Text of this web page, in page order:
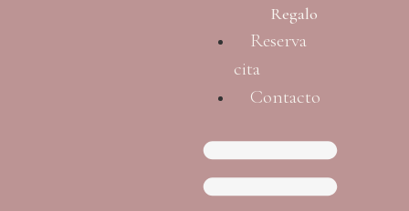
Regalo
Reserva
cita
Contacto